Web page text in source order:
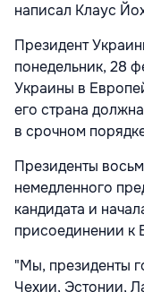
написал Клаус
Президент
понедельник, 28
Украины в
его страна
в срочном
Президенты
немедленного
кандидата и
присоединении к
"Мы, президенты
Чехии, Эстонии,